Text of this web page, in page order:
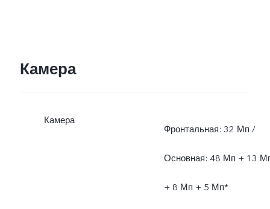
Камера
Камера
Фронтальная: 32 Мп /
Основная: 48 Мп + 13
+ 8 Мп + 5 Мп*